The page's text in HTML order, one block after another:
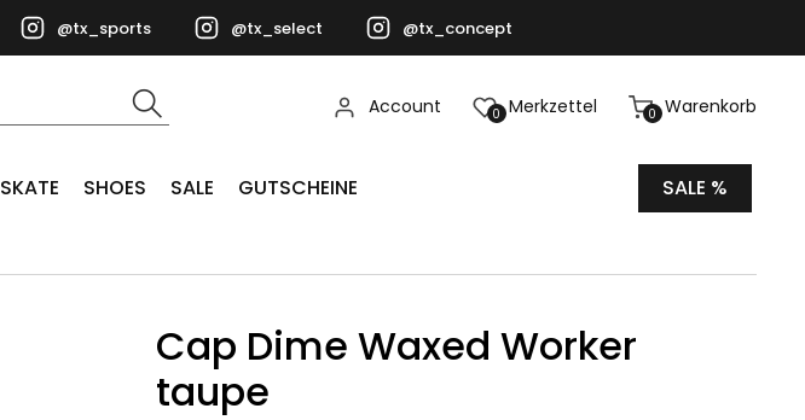
@tx_sports @tx_select @tx_concept
0 Warenkorb
0 Merkzettel
Account
SKATE SHOES SALE GUTSCHEINE SALE %
Cap Dime Waxed Worker
taupe